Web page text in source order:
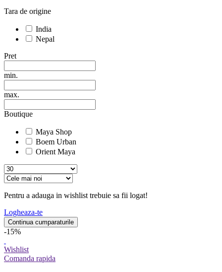
Tara de origine
India
Nepal
Pret
min.
max.
Boutique
Maya Shop
Boem Urban
Orient Maya
Pentru a adauga in wishlist trebuie sa fii logat!
Logheaza-te
Continua cumparaturile
-15%
Wishlist
Comanda rapida